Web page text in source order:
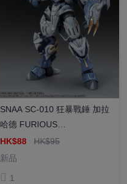
SNAA SC-010 狂暴戰錘 加拉
哈德 FURIOUS
WARHAMMER GALAHAD 拼
裝模型
HK$88 HK$95
新品
1